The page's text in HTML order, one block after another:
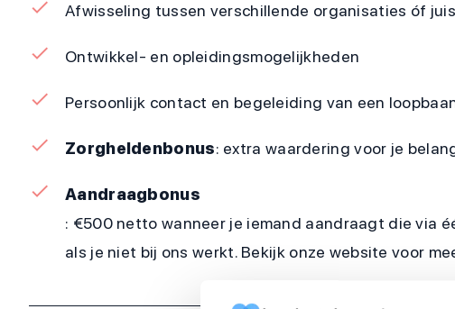
Afwisseling tussen verschillende organisaties óf
Ontwikkel- en opleidingsmogelijkheden
Persoonlijk contact en begeleiding van een
Zorgheldenbonus: extra waardering voor je
Aandraagbonus
: €500 netto wanneer je iemand aandraagt die via
als je niet bij ons werkt. Bekijk onze website voor